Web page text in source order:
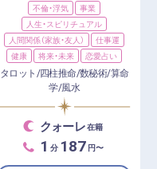
不倫・浮気
事業
人生・スピリチュアル
人間関係（家族・友人）
仕事運
健康
将来・未来 恋愛占い
タロット/四柱推命/数秘術/算命
学/風水
クォーレ在籍
1 分 187 円〜